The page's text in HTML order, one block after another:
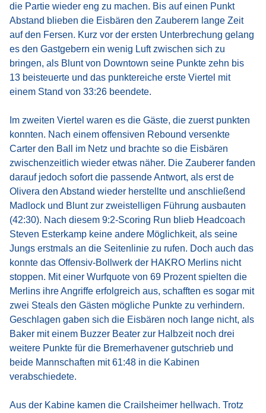
die Partie wieder eng zu machen. Bis auf einen Punkt
Abstand blieben die Eisbären den Zauberern lange Zeit
auf den Fersen. Kurz vor der ersten Unterbrechung gelang
es den Gastgebern ein wenig Luft zwischen sich zu
bringen, als Blunt von Downtown seine Punkte zehn bis
13 beisteuerte und das punktereiche erste Viertel mit
einem Stand von 33:26 beendete.
Im zweiten Viertel waren es die Gäste, die zuerst punkten
konnten. Nach einem offensiven Rebound versenkte
Carter den Ball im Netz und brachte so die Eisbären
zwischenzeitlich wieder etwas näher. Die Zauberer fanden
darauf jedoch sofort die passende Antwort, als erst de
Olivera den Abstand wieder herstellte und anschließend
Madlock und Blunt zur zweistelligen Führung ausbauten
(42:30). Nach diesem 9:2-Scoring Run blieb Headcoach
Steven Esterkamp keine andere Möglichkeit, als seine
Jungs erstmals an die Seitenlinie zu rufen. Doch auch das
konnte das Offensiv-Bollwerk der HAKRO Merlins nicht
stoppen. Mit einer Wurfquote von 69 Prozent spielten die
Merlins ihre Angriffe erfolgreich aus, schafften es sogar mit
zwei Steals den Gästen mögliche Punkte zu verhindern.
Geschlagen gaben sich die Eisbären noch lange nicht, als
Baker mit einem Buzzer Beater zur Halbzeit noch drei
weitere Punkte für die Bremerhavener gutschrieb und
beide Mannschaften mit 61:48 in die Kabinen
verabschiedete.
Aus der Kabine kamen die Crailsheimer hellwach. Trotz